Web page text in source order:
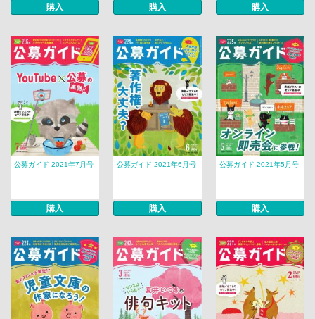
購入 購入 購入
公募ガイド 2021年7月号
購入
公募ガイド 2021年6月号
購入
公募ガイド 2021年5月号
購入